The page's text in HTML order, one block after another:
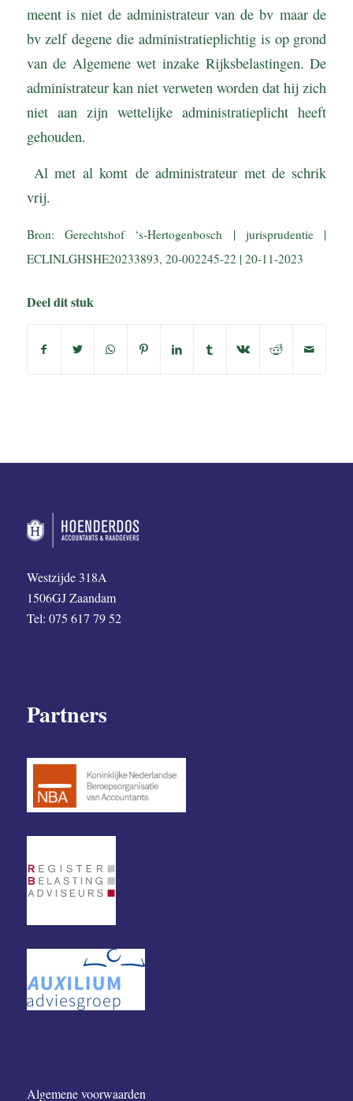
meent is niet de administrateur van de bv maar de
bv zelf degene die administratieplichtig is op grond
van de Algemene wet inzake Rijksbelastingen. De
administrateur kan niet verweten worden dat hij zich
niet aan zijn wettelijke administratieplicht heeft
gehouden.
Al met al komt de administrateur met de schrik
vrij.
Bron: Gerechtshof ‘s-Hertogenbosch | jurisprudentie |
ECLINLGHSHE20233893, 20-002245-22 | 20-11-2023
Deel dit stuk
Westzijde 318A
1506GJ Zaandam
Tel: 075 617 79 52
Partners
Algemene voorwaarden